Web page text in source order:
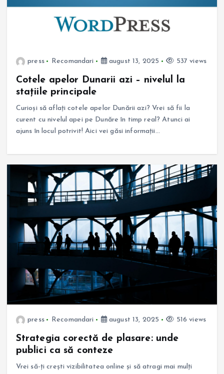
press Recomandari august 13, 2025 537 views
Cotele apelor Dunarii azi – nivelul la
stațiile principale
Curioși să aflați cotele apelor Dunării azi? Vrei să fii la
curent cu nivelul apei pe Dunăre în timp real? Atunci ai
ajuns în locul potrivit! Aici vei găsi informații…
press Recomandari august 13, 2025 516 views
Strategia corectă de plasare: unde
publici ca să conteze
Vrei să-ți crești vizibilitatea online și să atragi mai mulți